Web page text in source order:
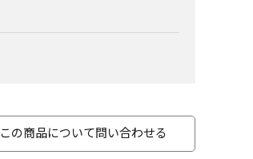
この商品について問い合わせる